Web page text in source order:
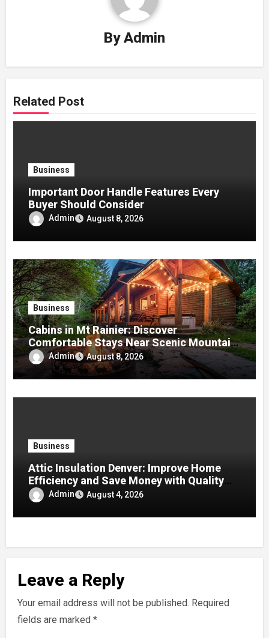
ByAdmin
Related Post
Business
Important Door Handle Features Every
Buyer Should Consider
Admin August 8, 2026
Business
Cabins in Mt Rainier: Discover
Comfortable Stays Near Scenic Mountain
TrailsAdmin August 8, 2026
Business
Attic Insulation Denver: Improve Home
Efficiency and Save Money with Quality
Attic Insulation Solutions
Admin August 4, 2026
Leave a Reply
Your email address will not be published. Required
fields are marked *